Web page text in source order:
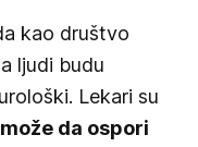
kao društvo
ljudi budu
Lekari su
da ospori